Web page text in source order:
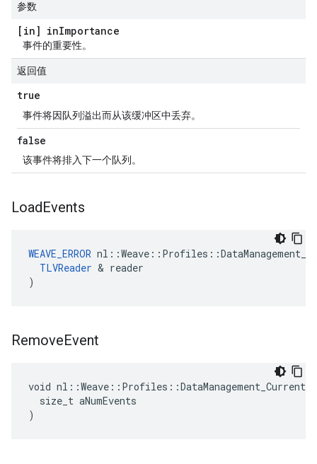
参数
[in] inImportance
事件的重要性。
返回值
true
事件将因队列溢出而从该缓冲区中丢弃。
false
该事件将排入下一个队列。
LoadEvents
WEAVE_ERROR
TLVReader & reader
)
RemoveEvent
void
  size_t aNumEvents
)